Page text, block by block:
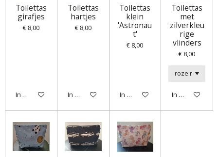
Toilettas
girafjes
€ 8,00
In winkelwagen
Toilettas
hartjes
€ 8,00
In winkelwagen
Toilettas
klein
'Astronau
t'
€ 8,00
In winkelwagen
Toilettas
met
zilverkleu
rige
vlinders
€ 8,00
In winkelwagen